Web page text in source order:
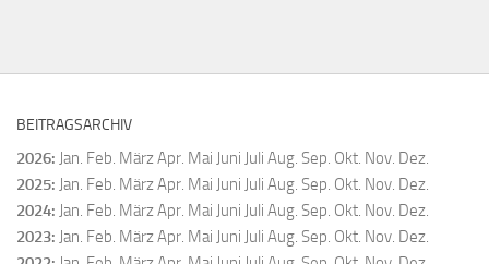
BEITRAGSARCHIV
2026: Jan. Feb. MärzApr. Mai Juni Juli Aug. Sep. Okt. Nov. Dez.
2025: Jan. Feb. MärzApr. Mai Juni Juli Aug. Sep. Okt. Nov. Dez.
2024: Jan. Feb. MärzApr. Mai Juni Juli Aug. Sep. Okt. Nov. Dez.
2023: Jan. Feb. MärzApr. Mai Juni Juli Aug. Sep. Okt. Nov. Dez.